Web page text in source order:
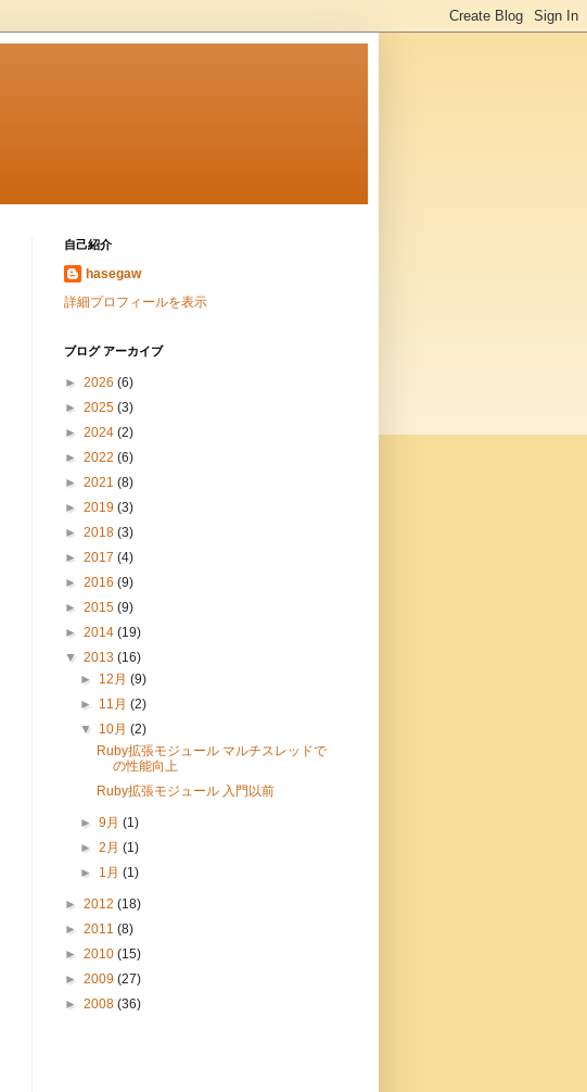
自己紹介
hasegaw
詳細プロフィールを表示
ブログ アーカイブ
► 2026 (6)
► 2025 (3)
► 2024 (2)
► 2022 (6)
► 2021 (8)
► 2019 (3)
► 2018 (3)
► 2017 (4)
► 2016 (9)
► 2015 (9)
► 2014 (19)
▼ 2013 (16)
► 12月(9)
► 11月(2)
▼ 10月(2)
Ruby拡張モジュール マルチスレッドで
の性能向上
Ruby拡張モジュール 入門以前
►9月(1)
►2月(1)
► 1月(1)
► 2012 (18)
► 2011 (8)
► 2010 (15)
► 2009 (27)
► 2008 (36)